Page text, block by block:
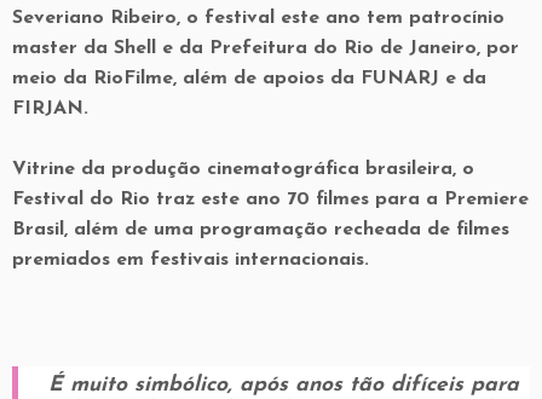
Severiano Ribeiro, o festival este ano tem patrocínio
master da Shell e da Prefeitura do Rio de Janeiro, por
meio da RioFilme, além de apoios da FUNARJ e da
FIRJAN.
Vitrine da produção cinematográfica brasileira, o
Festival do Rio traz este ano 70 filmes para a Premiere
Brasil, além de uma programação recheada de filmes
premiados em festivais internacionais.
É muito simbólico, após anos tão difíceis para